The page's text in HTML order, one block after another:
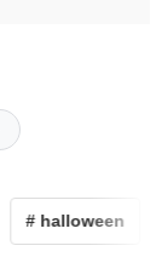
# halloween